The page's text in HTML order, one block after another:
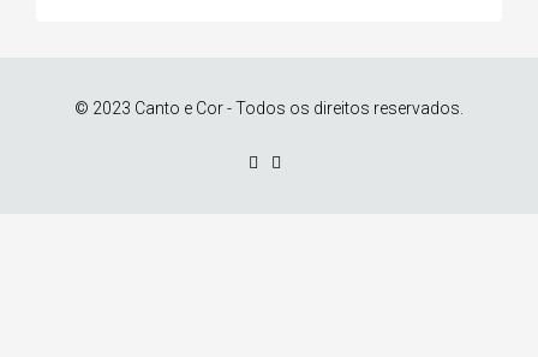
© 2023 Canto e Cor - Todos os direitos reservados.